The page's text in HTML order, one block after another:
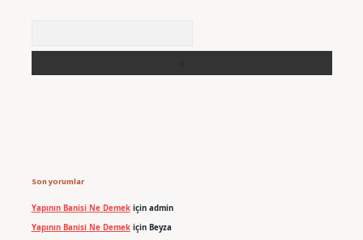
Son yorumlar
Yapının Banisi Ne Demekiçin admin
Yapının Banisi Ne Demekiçin Beyza